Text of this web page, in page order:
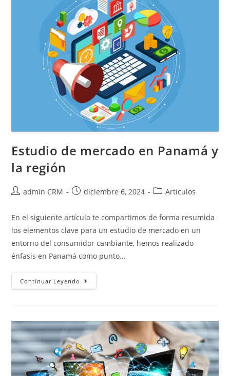
Estudio de mercado en Panamá y
la región
admin CRM diciembre 6, 2024 Artículos
En el siguiente artículo te compartimos de forma resumida
los elementos clave para un estudio de mercado en un
entorno del consumidor cambiante, hemos realizado
énfasis en Panamá como punto…
Continuar Leyendo